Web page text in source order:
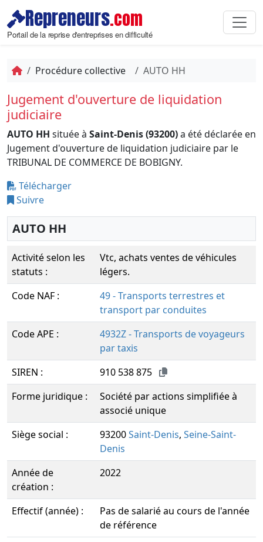
Repreneurs.com
Portail de la reprise d'entreprises en difficulté
Procédure collective AUTO HH
Jugement d'ouverture de liquidation
judiciaire
AUTO HH située à Saint-Denis (93200)a été déclarée en
Jugement d'ouverture de liquidation judiciaire par le
TRIBUNAL DE COMMERCE DE BOBIGNY.
Télécharger
Suivre
AUTO HH
Activité selon les
statuts :
Vtc, achats ventes de véhicules
légers.
Code NAF :
49 - Transports terrestres et
transport par conduites
Code APE :
4932Z - Transports de voyageurs
par taxis
SIREN :
910 538 875
Forme juridique :
Société par actions simplifiée à
associé unique
Siège social :
93200Saint-Denis, Seine-Saint-
Denis
Année de
création :
2022
Effectif (année) :
Pas de salarié au cours de l'année
de référence